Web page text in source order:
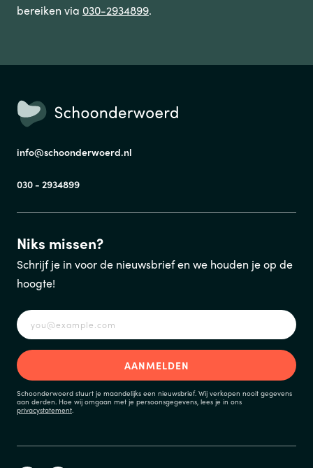
bereiken via 030-2934899.
info@schoonderwoerd.nl
030 - 2934899
Niks missen?
Schrijf je in voor de nieuwsbrief en we houden je op de
hoogte!
Schoonderwoerd stuurt je maandelijks een nieuwsbrief. Wij verkopen nooit gegevens
aan derden. Hoe wij omgaan met je persoonsgegevens, lees je in ons
privacystatement